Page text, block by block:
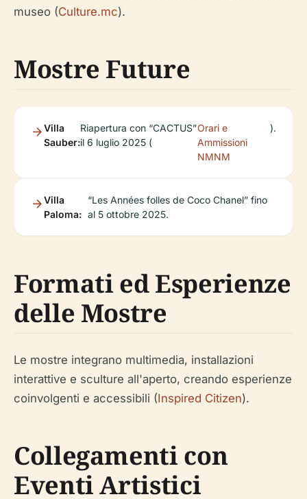
museo (Culture.mc).
Mostre Future
Villa
Sauber:
Riapertura con “CACTUS”
il 6 luglio 2025 (
Orari e
Ammissioni
NMNM
).
Villa
Paloma:
“Les Années folles de Coco Chanel” fino
al 5 ottobre 2025.
Formati ed Esperienze
delle Mostre
Le mostre integrano multimedia, installazioni
interattive e sculture all'aperto, creando esperienze
coinvolgenti e accessibili (Inspired Citizen).
Collegamenti con
Eventi Artistici